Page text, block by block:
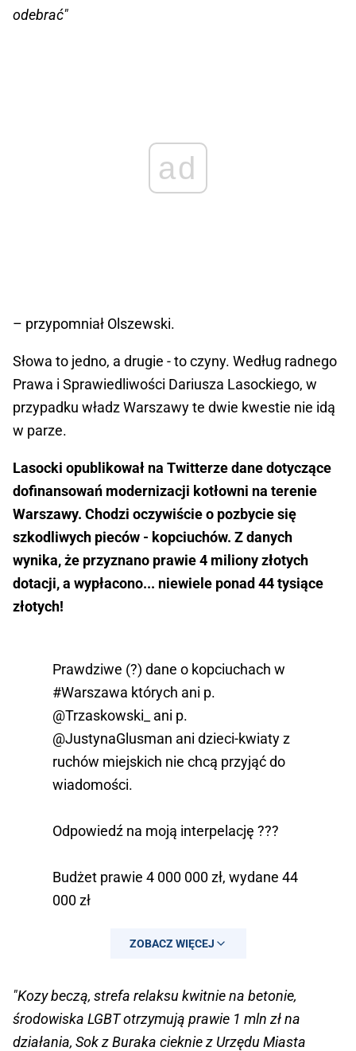
odebrać"
ad
– przypomniał Olszewski.
Słowa to jedno, a drugie - to czyny. Według radnego
Prawa i Sprawiedliwości Dariusza Lasockiego, w
przypadku władz Warszawy te dwie kwestie nie idą
w parze.
Lasocki opublikował na Twitterze dane dotyczące
dofinansowań modernizacji kotłowni na terenie
Warszawy. Chodzi oczywiście o pozbycie się
szkodliwych pieców - kopciuchów. Z danych
wynika, że przyznano prawie 4 miliony złotych
dotacji, a wypłacono... niewiele ponad 44 tysiące
złotych!
Prawdziwe (?) dane o kopciuchach w
#Warszawa których ani p.
@Trzaskowski_
ani p.
@JustynaGlusman ani dzieci-kwiaty z
ruchów miejskich nie chcą przyjąć do
wiadomości.
Odpowiedź na moją interpelację ???
Budżet prawie 4 000 000 zł, wydane 44
000 zł
SŁOWNIE ---- NIC !
— Dariusz Lasocki ????
(@Dariusz_Lasocki)October 28, 2019
ZOBACZ WIĘCEJ
"Kozy beczą, strefa relaksu kwitnie na betonie,
środowiska LGBT otrzymują prawie 1 mln zł na
działania, Sok z Buraka cieknie z Urzędu Miasta